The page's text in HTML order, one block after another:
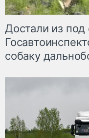
Достали из
собаку